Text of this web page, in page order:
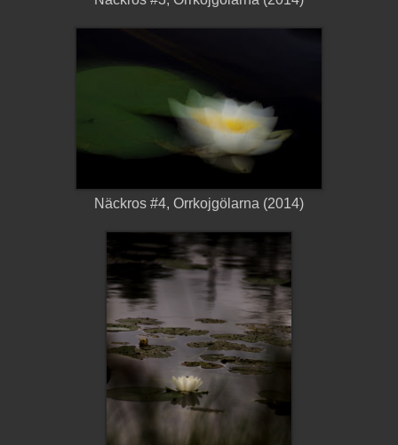
Näckros #4, Orrkojgölarna (2014)